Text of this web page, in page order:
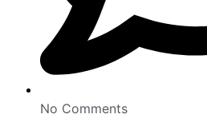
No Comments